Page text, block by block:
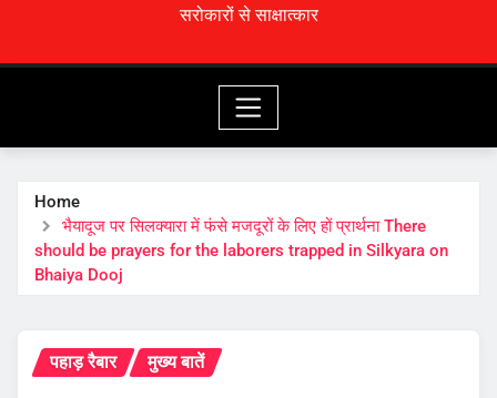
सरोकारों से साक्षात्कार
Home
भैयादूज पर सिलक्यारा में फंसे मजदूरों के लिए हों प्रार्थना There
should be prayers for the laborers trapped in Silkyara on
Bhaiya Dooj
पहाड़ रैबार मुख्य बातें